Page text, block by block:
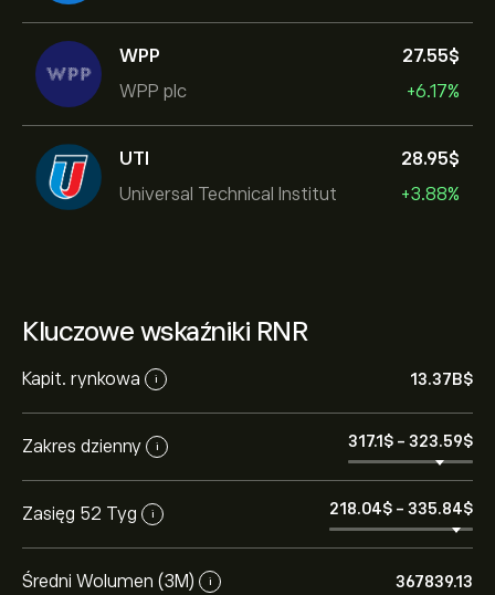
WPP
WPP plc
27.55‎$‎
+6.17%
UTI
Universal Technical Institut
28.95‎$‎
+3.88%
Kluczowe wskaźniki RNR
Kapit. rynkowa i 13.37B‎$‎
Zakres dzienny i 317.1‎$‎ - 323.59‎$‎
Zasięg 52 Tyg i 218.04‎$‎ - 335.84‎$‎
Średni Wolumen (3M) i 367839.13